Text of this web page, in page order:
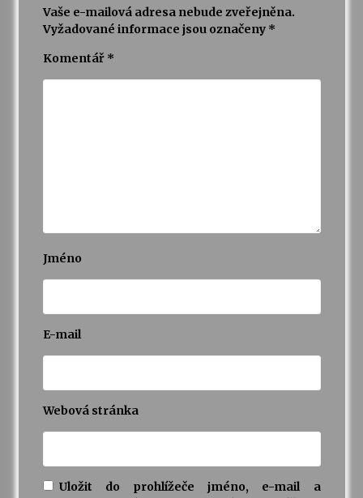
Vaše e-mailová adresa nebude zveřejněna.
Vyžadované informace jsou označeny *
Komentář *
Jméno
E-mail
Webová stránka
Uložit do prohlížeče jméno, e-mail a